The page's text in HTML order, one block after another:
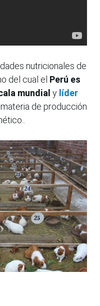
nutricionales de
del cual el Perú es
mundial y líder
de producción